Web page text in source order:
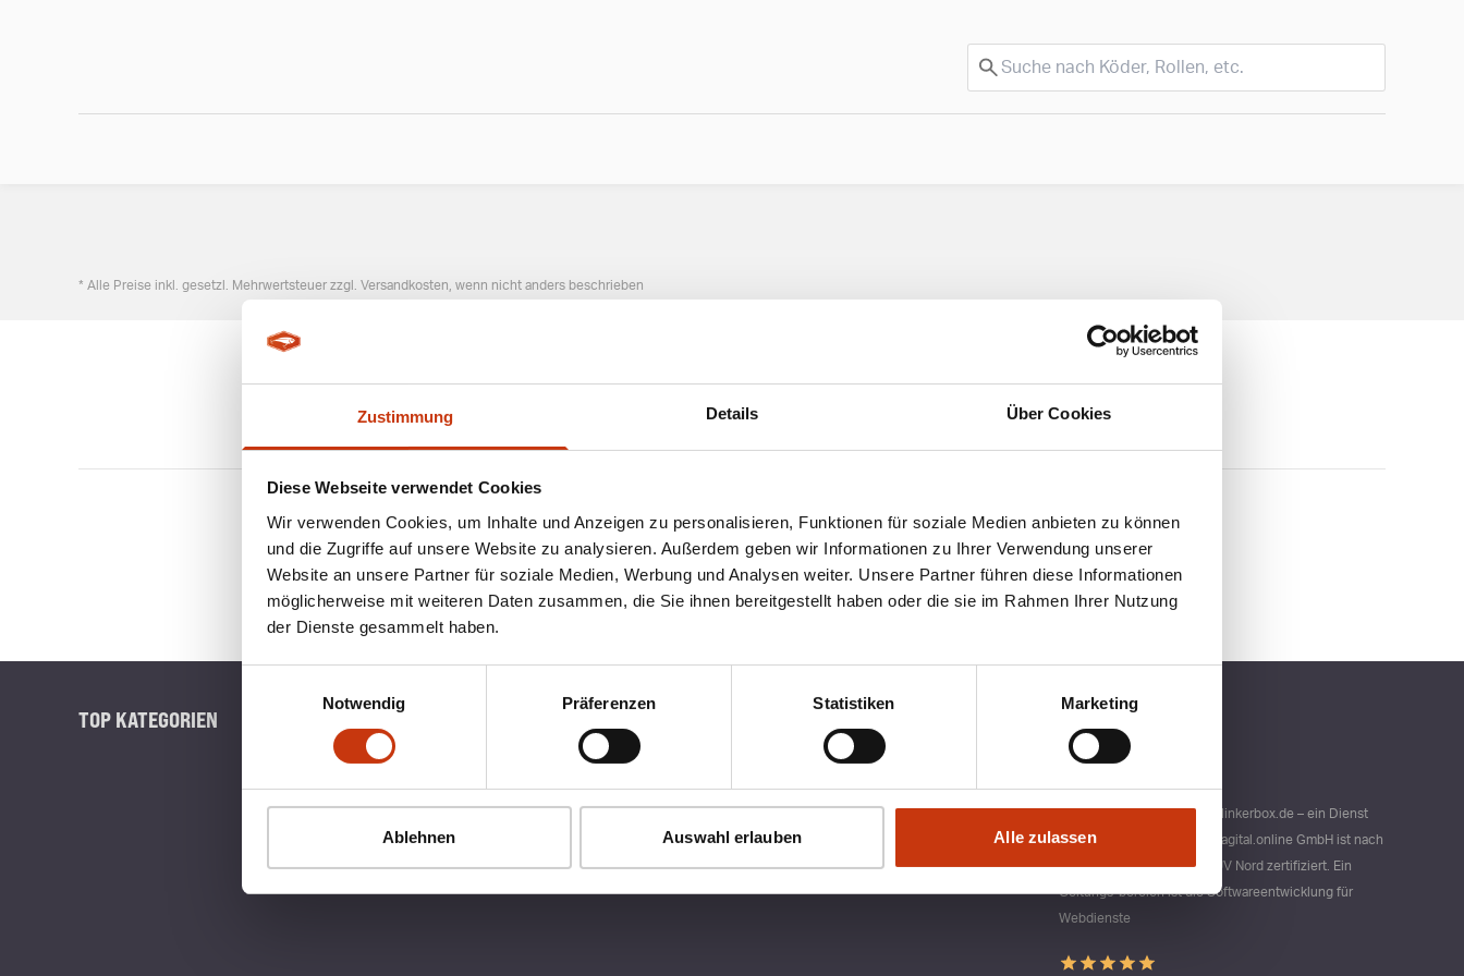
Zustimmung Details Über Cookies
Diese Webseite verwendet Cookies
Wir verwenden Cookies, um Inhalte und Anzeigen zu personalisieren, Funktionen für soziale Medien anbieten zu können
und die Zugriffe auf unsere Website zu analysieren. Außerdem geben wir Informationen zu Ihrer Verwendung unserer
Website an unsere Partner für soziale Medien, Werbung und Analysen weiter. Unsere Partner führen diese Informationen
möglicherweise mit weiteren Daten zusammen, die Sie ihnen bereitgestellt haben oder die sie im Rahmen Ihrer Nutzung
der Dienste gesammelt haben.
Notwendig
Präferenzen Statistiken Marketing
Ablehnen Auswahl erlauben Alle zulassen
* Alle Preise inkl. gesetzl. Mehrwertsteuer zzgl. Versandkosten, wenn nicht anders beschrieben
ANGESAGTE ANGELAUSRÜSTUNG
TOP KATEGORIEN
Qualitätsmanagement bei blinkerbox.de – ein Dienst
der agital.online GmbH Die agital.online GmbH ist nach
DIN ISO 9001 durch den TÜV Nord zertifiziert. Ein
Geltungs-bereich ist die Softwareentwicklung für
Webdienste